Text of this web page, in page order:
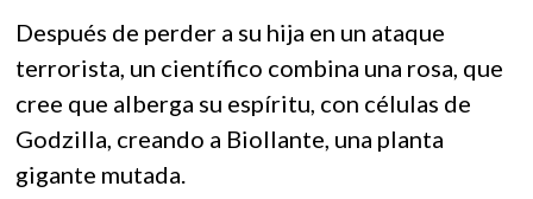
Después de perder a su hija en un ataque
terrorista, un científico combina una rosa, que
cree que alberga su espíritu, con células de
Godzilla, creando a Biollante, una planta
gigante mutada.